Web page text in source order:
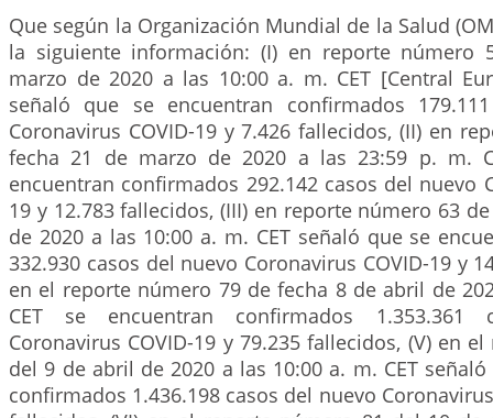
Que según la Organización Mundial de la Salud (OMS), se ha reportado la siguiente información: (I) en reporte número 57 de fecha 17 de marzo de 2020 a las 10:00 a. m. CET [Central European Time Zone] señaló que se encuentran confirmados 179.111 casos del nuevo Coronavirus COVID-19 y 7.426 fallecidos, (II) en reporte número 62 de fecha 21 de marzo de 2020 a las 23:59 p. m. CET señaló que se encuentran confirmados 292.142 casos del nuevo Coronavirus COVID-19 y 12.783 fallecidos, (III) en reporte número 63 de fecha 23 de marzo de 2020 a las 10:00 a. m. CET señaló que se encuentran confirmados 332.930 casos del nuevo Coronavirus COVID-19 y 14.509 fallecidos, (IV) en el reporte número 79 de fecha 8 de abril de 2020 a las 10:00 a. m. CET se encuentran confirmados 1.353.361 casos del nuevo Coronavirus COVID-19 y 79.235 fallecidos, (V) en el reporte número 80 del 9 de abril de 2020 a las 10:00 a. m. CET señaló que se encuentran confirmados 1.436.198 casos del nuevo Coronavirus COVID-19 y 85.521 fallecidos, (VI) en el reporte número 81 del 10 de abril de 2020 a las 10:00 a. m. CET señaló que se encuentran confirmados 1.521.252 casos del nuevo coronavirus COVID-19 y 92.798 fallecidos, (VII) en el reporte número 82 del 11 de abril de 2020 a las 10:00 a. m. CET señaló que se encuentran confirmados 1.610.909 casos del nuevo coronavirus COVID-19 y 99.690 muertes, (VIII) en el reporte número 83 del 12 de abril de 2020 a las 10:00 a. m. CET señaló que se encuentran confirmados 1.696.588 casos del nuevo coronavirus COVID-19 y 105.952 fallecidos, (IX) en el reporte número 84 del 13 de abril de 2020 a las 10:00 a. m. CET señaló que se encuentran confirmados 1.773.084 casos del nuevo coronavirus COVID-19 y 111.652 fallecidos, (X) en el reporte número 85 del 14 de abril de 2020 a las 10:00 a. m. CET señaló que se encuentran confirmados 1.844.863 casos del nuevo Coronavirus COVID-19 y 117.021 fallecidos, (XI) en el reporte número 86 del 15 de abril de 2020 a las 10:00 a. m. CET señaló que se encuentran confirmados 1.914.916 casos del nuevo Coronavirus COVID-19 y 123.010 fallecidos, (XII) en el reporte número 87 del 16 de abril de 2020 a las 10:00 a. m. CEST [Central European Summer Time] señaló que se encuentran confirmados 1.991.562 casos del nuevo coronavirus COVID-19 y 130.885 fallecidos, (XIII) en el reporte número 88 del 17 de abril de 2020 a las 10:00 a. m. CEST señaló que se encuentran confirmados 2.074.529 casos del nuevo Coronavirus COVID-19 y 139.378 fallecidos, (XIV) en el reporte número 89 del 18 de abril de 2020 a las 10:00 a. m. CEST señaló que se encuentran confirmados 2.160.207 casos del nuevo Coronavirus COVID-19 y 146.088 fallecidos, (XV) en el reporte número 90 del 19 de abril de 2020 a las 10:00 a. m. CEST señaló que se encuentran confirmados 2.241.778 casos del nuevo coronavirus COVID-19 y 152.551 fallecidos, (XVI) en el reporte número 91 del 20 de abril de 2020 a las 10:00 a. m. CEST señaló que se encuentran confirmados 2.314.621 casos del nuevo coronavirus COVID-19 y 157.847 fallecidos y (XVII) en el reporte número 92 del 21 de abril de 2020 a las 10:00 a. m. CEST señaló que se encuentran confirmados 2.397.217 casos del nuevo Coronavirus COVID-19 y 162.956 fallecidos, (XVIII) en el reporte número 93 del 22 de abril de 2020 a las 10:00 a. m. CEST señaló que se encuentran confirmados 2.471.136 casos del nuevo Coronavirus COVID-19 y 169.006 fallecidos, (XIX) en el reporte número 94 del 23 de abril de 2020 a las 10:00 a. m. CEST señaló que se encuentran confirmados 2.544.792 casos del nuevo coronavirus COVID-19 y 175.694 fallecidos, (XX) en el reporte número 95 del 24 de abril de 2020 a las 10:00 a. m. CEST señaló que se encuentran confirmados 2.626.321 casos del nuevo coronavirus COVID-19 y 181.938 fallecidos, (XXI) en el reporte número 96 del 25 de abril de 2020 a las 10:00 a. m. CEST señaló que se encuentran confirmados 2.719.896 casos del nuevo Coronavirus COVID-19 y 187.705 fallecidos, (XXII) en el reporte número 97 del 26 de abril de 2020 a las 10:00 a. m. CEST señaló que se encuentran confirmados 2.804.796 casos del nuevo Coronavirus COVID-19 y 193.710 fallecidos, (XXIII) en el reporte número 98 del 27 de abril de 2020 a las 10:00 a. m. CEST señaló que se encuentren confirmados 2.878.196 casos del nuevo coronavirus COVID-19 y 198.668 fallecidos, (XXIV) en el reporte número 99 del 28 de abril de 2020 a las 10:00 a. m. CEST señaló que se encuentran confirmados 2.954.222 casos del nuevo coronavirus COVID-19 y 202.597 fallecidos, (XXV) en el reporte número 100 del 29 de abril de 2020 a las 10:00 a. m. CEST señaló que se encuentran confirmados 3.018.952 casos del nuevo coronavirus COVID-19 y 207.973 fallecidos, (XXVI) en el reporte número 101 del 30 de abril de 2020 a las 10:00 a. m. CEST señaló que se encuentran confirmados 3.090.445 casos del nuevo coronavirus COVID-19 y 217.769 fallecidos, (XXVII) en el reporte número 102 del 1o. de mayo de 2020 a las 10:00 a. m. CEST señaló que se encuentran confirmados 3.175.207 casos del nuevo coronavirus COVID-19 y 224.172 fallecidos, (XXVIII) en el reporte número 103 del 2 de mayo de 2020 a las 3.267.184 casos del nuevo coronavirus COVID-19 y 229.971 fallecidos, (XXIX) en el reporte número 104 del 3 de mayo de 2020 a las 10:00 a. m. CEST señaló que se encuentran confirmados 3.349.786 casos del nuevo coronavirus COVID-19 y 238.628 fallecidos, (XXX) en el reporte número 105 del 4 de mayo de 2020 a las 10:00 a. m. CEST señaló que se encuentran confirmados 3.435.894 casos del nuevo coronavirus COVID-19 y 239.604 fallecidos, (XXXI) en el reporte número 106 del 5 de mayo de 2020 a las 10:00 a. m. CEST señaló que se encuentran confirmados 3.517.345 casos del nuevo Coronavirus COVID-19 y 243.401 fallecidos, (XXXII) en el reporte número 107 del 6 de mayo de 2020 a las 10:00 a.m. CEST señaló que se encuentran confirmados 3.588.773 casos del nuevo coronavirus COVID-19 y 247.503 fallecidos, (XXXIII) en el reporte número 108 del 7 de mayo de 2020 a las 10:00 a. m. CEST señaló que se encuentran confirmados 3.672.238 casos del nuevo Coronavirus COVID-19 y 254.045 fallecidos, (XXXIV) en el reporte número 109 del 8 de mayo de 2020 a las 10:00 a. m. CEST señaló que se encuentran confirmados 3.759.967 casos del nuevo Coronavirus COVID-19 y 259.474 fallecidos, (XXXV) en el reporte número 110 del 9 de mayo de 2020 a las 10:00 a. m. CEST señaló que se encuentran confirmados 3.855.788 casos del nuevo Coronavirus COVID-19 y 265.862 fallecidos, (XXXVI) en el reporte número 111 del 10 de mayo de 2020 a las 10:00 a. m. CEST señaló que se encuentran confirmados 3.917.366 casos del nuevo Coronavirus COVID-19 y 274.361 fallecidos, (XXXVII) en el reporte número 112 del 11 de mayo de 2020 a las 10:00 a. m. CEST señaló que se encuentran confirmados 4.006.257 casos del nuevo coronavirus COVID-19 y 278.892 fallecidos, (XXXVIII) en el reporte número 113 del 12 de mayo de 2020 a las 10:00 a. m. CEST señaló que se encuentran confirmados 4.088.848 casos del nuevo Coronavirus COVID-19 y 283.153 fallecidos, (XXXIX) en el reporte número 114 del 13 de mayo de 2020 a las 10:00 a. m. CEST señaló que se encuentran confirmados 4.170.424 casos del nuevo Coronavirus COVID-19 y